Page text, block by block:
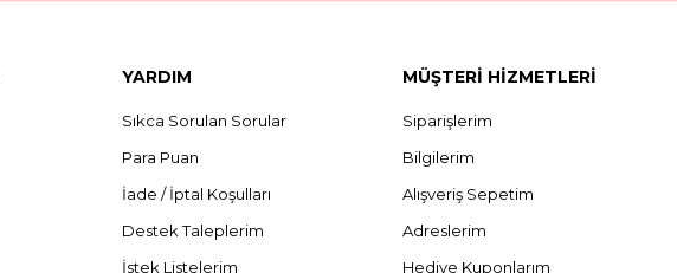
YARDIM
Sıkca Sorulan Sorular
Para Puan
İade / İptal Koşulları
Destek Taleplerim
İstek Listelerim
MÜŞTERİ HİZMETLERİ
Siparişlerim
Bilgilerim
Alışveriş Sepetim
Adreslerim
Hediye Kuponlarım